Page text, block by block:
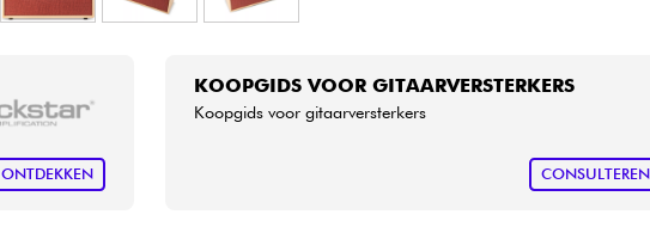
ONTDEKKEN
KOOPGIDS VOOR GITAARVERSTERKERS
Koopgids voor gitaarversterkers
CONSULTEREN